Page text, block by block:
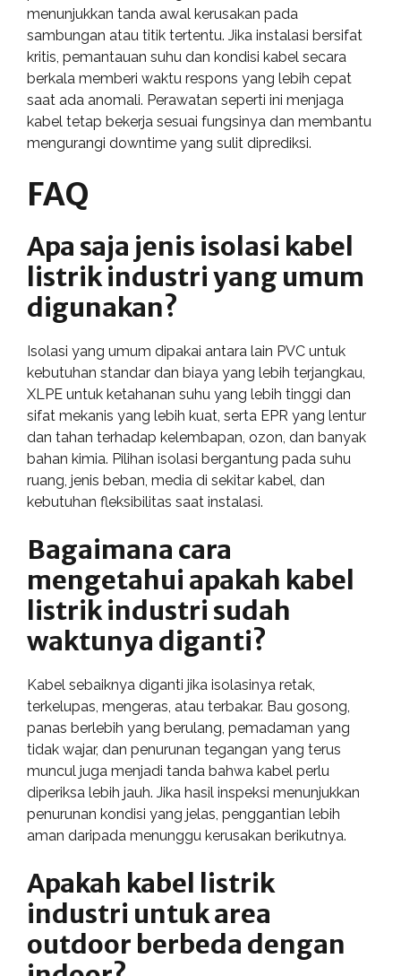
menunjukkan tanda awal kerusakan pada
sambungan atau titik tertentu. Jika instalasi bersifat
kritis, pemantauan suhu dan kondisi kabel secara
berkala memberi waktu respons yang lebih cepat
saat ada anomali. Perawatan seperti ini menjaga
kabel tetap bekerja sesuai fungsinya dan membantu
mengurangi downtime yang sulit diprediksi.
FAQ
Apa saja jenis isolasi kabel
listrik industri yang umum
digunakan?
Isolasi yang umum dipakai antara lain PVC untuk
kebutuhan standar dan biaya yang lebih terjangkau,
XLPE untuk ketahanan suhu yang lebih tinggi dan
sifat mekanis yang lebih kuat, serta EPR yang lentur
dan tahan terhadap kelembapan, ozon, dan banyak
bahan kimia. Pilihan isolasi bergantung pada suhu
ruang, jenis beban, media di sekitar kabel, dan
kebutuhan fleksibilitas saat instalasi.
Bagaimana cara
mengetahui apakah kabel
listrik industri sudah
waktunya diganti?
Kabel sebaiknya diganti jika isolasinya retak,
terkelupas, mengeras, atau terbakar. Bau gosong,
panas berlebih yang berulang, pemadaman yang
tidak wajar, dan penurunan tegangan yang terus
muncul juga menjadi tanda bahwa kabel perlu
diperiksa lebih jauh. Jika hasil inspeksi menunjukkan
penurunan kondisi yang jelas, penggantian lebih
aman daripada menunggu kerusakan berikutnya.
Apakah kabel listrik
industri untuk area
outdoor berbeda dengan